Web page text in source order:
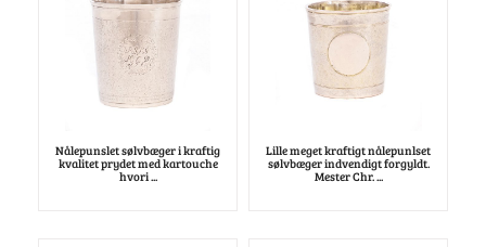
Nålepunslet sølvbæger i kraftig
kvalitet prydet med kartouche
hvori ...
Lille meget kraftigt nålepunlset
sølvbæger indvendigt forgyldt.
Mester Chr. ...